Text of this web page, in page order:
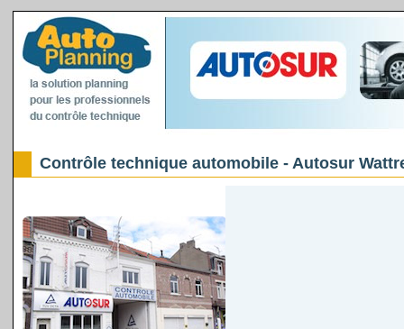
Contrôle technique automobile - Autosur